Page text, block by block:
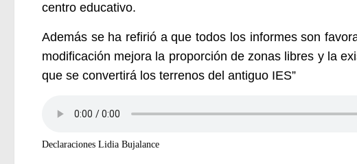
centro educativo.
Además se ha refirió a que todos los informes son
modificación mejora la proporción de zonas libres y la
que se convertirá los terrenos del antiguo IES”
Declaraciones Lidia Bujalance